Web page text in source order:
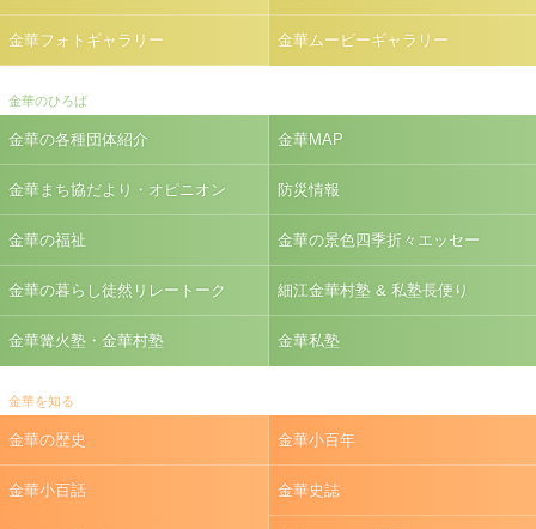
金華フォトギャラリー 金華ムービーギャラリー
金華のひろば
金華の各種団体紹介 金華MAP
金華まち協だより・オピニオン 防災情報
金華の福祉 金華の景色四季折々エッセー
金華の暮らし徒然リレートーク 細江金華村塾 & 私塾長便り
金華篝火塾・金華村塾 金華私塾
金華を知る
金華の歴史 金華小百年
金華小百話 金華史誌